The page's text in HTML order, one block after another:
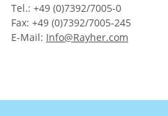
Tel.: +49 (0)7392/7005-0
Fax: +49 (0)7392/7005-245
E-Mail: Info@Rayher.com